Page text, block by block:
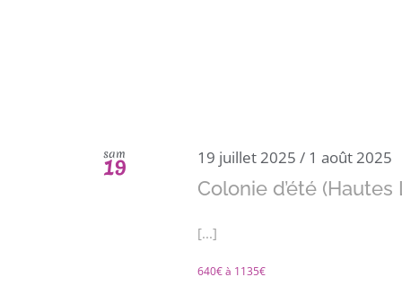
sam
19 19 juillet 2025 / 1 août 2025
Colonie d’été (Hautes
[...]
640€ à 1135€